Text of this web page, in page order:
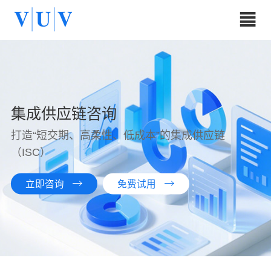
集成供应链咨询
打造“短交期、高柔性、低成本”的集成供应链
（ISC）
立即咨询 免费试用